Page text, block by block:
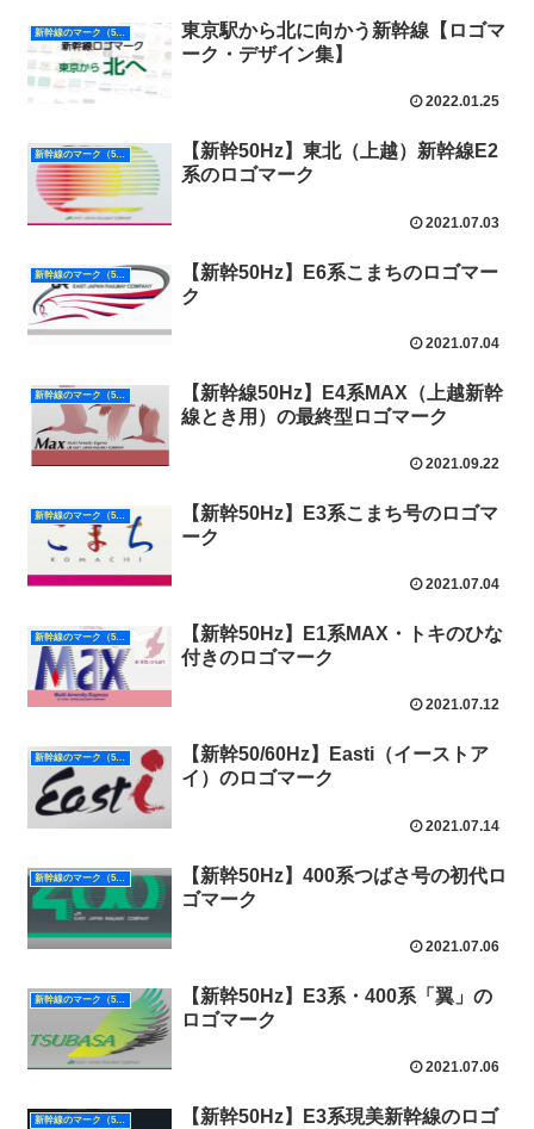
新幹線のマーク（50Hz）
東京駅から北に向かう新幹線【ロゴマ
ーク・デザイン集】
2022.01.25
新幹線のマーク（50Hz）
【新幹50Hz】東北（上越）新幹線E2
系のロゴマーク
2021.07.03
新幹線のマーク（50Hz）
【新幹50Hz】E6系こまちのロゴマー
ク
2021.07.04
新幹線のマーク（50Hz）
【新幹線50Hz】E4系MAX（上越新幹
線とき用）の最終型ロゴマーク
2021.09.22
新幹線のマーク（50Hz）
【新幹50Hz】E3系こまち号のロゴマ
ーク
2021.07.04
新幹線のマーク（50Hz）
【新幹50Hz】E1系MAX・トキのひな
付きのロゴマーク
2021.07.12
新幹線のマーク（50Hz）
【新幹50/60Hz】Easti（イーストア
イ）のロゴマーク
2021.07.14
新幹線のマーク（50Hz）
【新幹50Hz】400系つばさ号の初代ロ
ゴマーク
2021.07.06
新幹線のマーク（50Hz）
【新幹50Hz】E3系・400系「翼」の
ロゴマーク
2021.07.06
新幹線のマーク（50Hz）
【新幹50Hz】E3系現美新幹線のロゴ